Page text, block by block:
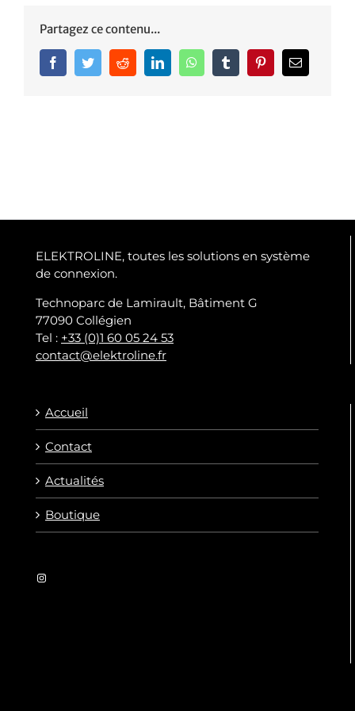
Partagez ce contenu...
FacebookTwitterRedditLinkedInWhatsAppTumblr PinterestEmail
ELEKTROLINE, toutes les solutions en système
de connexion.
Technoparc de Lamirault, Bâtiment G
77090 Collégien
Tel : +33 (0)1 60 05 24 53
contact@elektroline.fr
Accueil
Contact
Actualités
Boutique